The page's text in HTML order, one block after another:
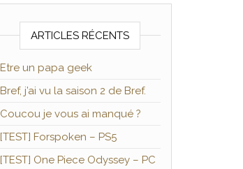
ARTICLES RÉCENTS
Etre un papa geek
Bref, j’ai vu la saison 2 de Bref.
Coucou je vous ai manqué ?
[TEST] Forspoken – PS5
[TEST] One Piece Odyssey – PC